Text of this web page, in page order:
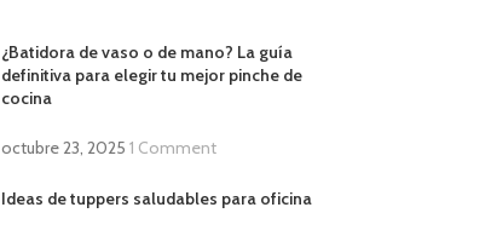
¿Batidora de vaso o de mano? La guía
definitiva para elegir tu mejor pinche de
cocina
octubre 23, 2025 1 Comment
Ideas de tuppers saludables para oficina